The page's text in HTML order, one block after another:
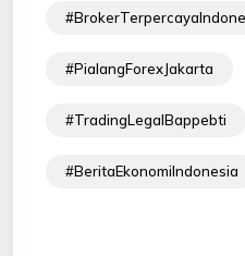
#PialangForexJakarta
#TradingLegalBappebti
#BeritaEkonomiIndonesia